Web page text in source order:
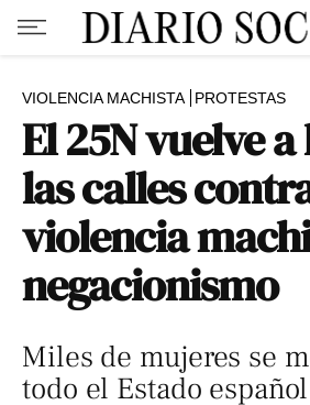
VIOLENCIA MACHISTA PROTESTAS
El 25N vuelve
las calles
violencia
negacionismo
Miles de mujeres se
todo el Estado